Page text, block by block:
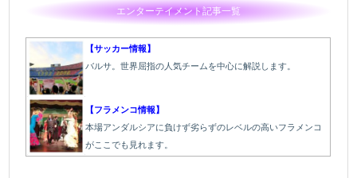
エンターテイメント記事一覧
【サッカー情報】
バルサ。世界屈指の人気チームを中心に解説します。
【フラメンコ情報】
本場アンダルシアに負けず劣らずのレベルの高いフラメンコ
がここでも見れます。